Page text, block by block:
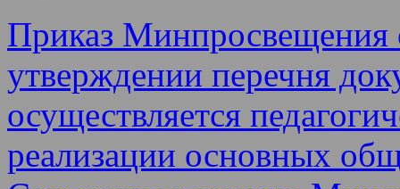
Приказ
утверждении перечня
осуществляется
реализации основных